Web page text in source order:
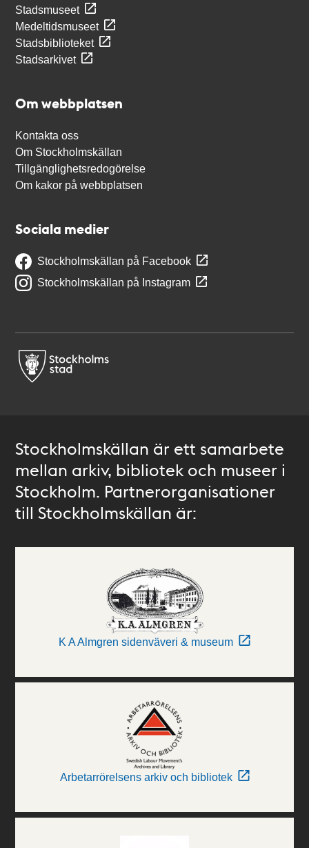
Stadsmuseet
Medeltidsmuseet
Stadsbiblioteket
Stadsarkivet
Om webbplatsen
Kontakta oss
Om Stockholmskällan
Tillgänglighetsredogörelse
Om kakor på webbplatsen
Sociala medier
Stockholmskällan på Facebook
Stockholmskällan på Instagram
Stockholmskällan är ett samarbete
mellan arkiv, bibliotek och museer i
Stockholm. Partnerorganisationer
till Stockholmskällan är:
K A Almgren sidenväveri & museum
Arbetarrörelsens arkiv och bibliotek